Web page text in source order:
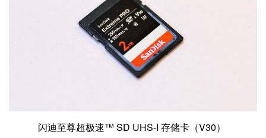
闪迪至尊超极速™ SD UHS-I 存储卡（V30）